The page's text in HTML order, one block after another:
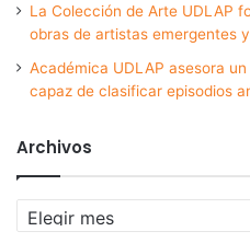
La Colección de Arte UDLAP
obras de artistas emergentes
Académica UDLAP asesora
capaz de clasificar episodios
Archivos
Archivos